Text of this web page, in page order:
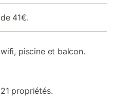
de 41€.
wifi, piscine et balcon.
21 propriétés.